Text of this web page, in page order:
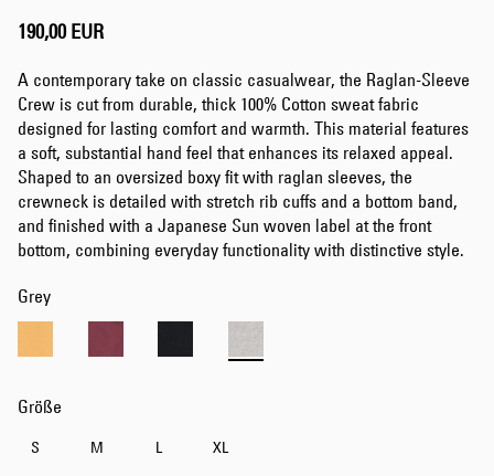
190,00 EUR
A contemporary take on classic casualwear, the Raglan-Sleeve
Crew is cut from durable, thick 100% Cotton sweat fabric
designed for lasting comfort and warmth. This material features
a soft, substantial hand feel that enhances its relaxed appeal.
Shaped to an oversized boxy fit with raglan sleeves, the
crewneck is detailed with stretch rib cuffs and a bottom band,
and finished with a Japanese Sun woven label at the front
bottom, combining everyday functionality with distinctive style.
Grey
Größe
S M L XL